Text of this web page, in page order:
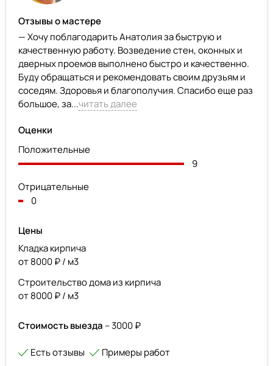
Отзывы о мастере
— Хочу поблагодарить Анатолия за быструю и
качественную работу. Возведение стен, оконных и
дверных проемов выполнено быстро и качественно.
Буду обращаться и рекомендовать своим друзьям и
соседям. Здоровья и благополучия. Спасибо еще раз
большое, за...читать далее
Оценки
Положительные
9
Отрицательные
0
Цены
Кладка кирпича
от 8000 ₽ / м3
Строительство дома из кирпича
от 8000 ₽ / м3
Стоимость выезда – 3000 ₽
Есть отзывы
Примеры работ